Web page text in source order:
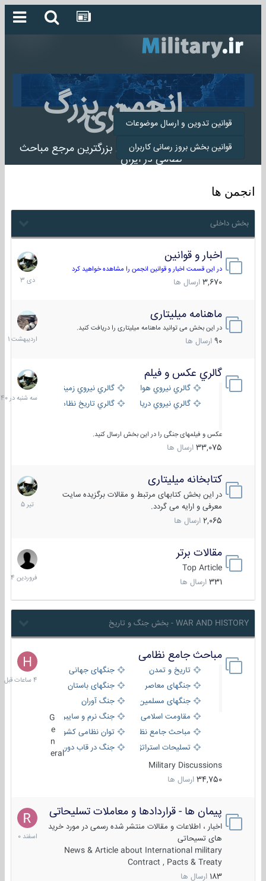
انجمن بزرگ
میلیتاری
انجمن میلیتاری بزرگترین مرجع مباحث
نظامی در ایران
قوانین تدوین و ارسال موضوعات
قوانین بخش بروز رسانی کاربران
انجمن ها
بخش داخلی
اخبار و قوانین
در این قسمت اخبار و قوانین انجمن را مشاهده خواهید کرد
3,670 ارسال ها
22
دی
1403
ماهنامه میلیتاری
در این بخش می توانید ماهنامه میلیتاری را دریافت کنید.
90 ارسال ها
30
1401
گالري عكس و فيلم
گالري نيروي هوايي
گالري نيروي زميني
گالري نيروي دريايي
گالري تاریخ نظامی
عکس و فیلمهای جنگی را در این بخش ارسال کنید.
33,075 ارسال ها
سه
شنبه
در
کتابخانه میلیتاری
در این بخش کتابهای مرتبط و مقالات برگزیده سایت
معرفی و ارایه می گردد.
2,065 ارسال ها
16
تیر
1405
مقالات برتر
Top Article
331 ارسال ها
29
فروردین
1404
WAR AND HISTORY - بخش جنگ و تاریخ
مباحث جامع نظامی
تاریخ و تمدن
جنگهای جهانی
جنگهای معاصر
جنگهای باستان
جنگهای مسلمین
جنگ آوران
مقاومت اسلامی
جنگ نرم و سایبری
مباحث جامع نظامی
توان نظامی کشورها
تسلیحات استراتژیک
جنگ در قاب دوربین
eral
Military Discussions
34,750 ارسال ها
4
ساعات
قبل
پیمان ها - قراردادها و معاملات تسلیحاتی
اخبار ، اطلاعات و مقالات منتشر شده رسمی در مورد خرید
های تسیحاتی
News & Article about International military
Contract , Pacts & Treaty
183 ارسال ها
7
اسفند
1400